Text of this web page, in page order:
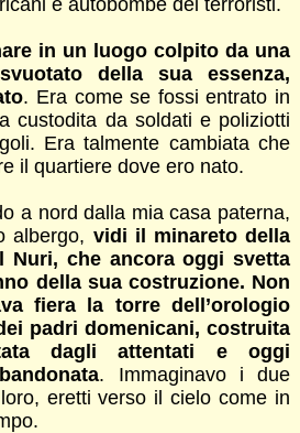
in un luogo colpito da una
della sua essenza,
. Era come se fossi entrato in
custodita da soldati e poliziotti
Era talmente cambiata che
il quartiere dove ero nato.
a nord dalla mia casa paterna,
albergo, vidi il minareto della
Nuri, che ancora oggi svetta
della sua costruzione. Non
fiera la torre dell’orologio
padri domenicani, costruita
dagli attentati e oggi
. Immaginavo i due
eretti verso il cielo come in